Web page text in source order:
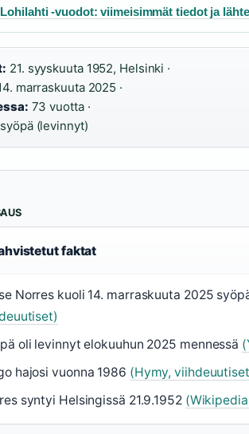
-vuodot: viimeisimmät tiedot ja
21. syyskuuta 1952, Helsinki ·
marraskuuta 2025 ·
73 vuotta ·
syöpä (levinnyt)
faktat
Norres kuoli 14. marraskuuta 2025
oli levinnyt elokuuhun 2025 mennessä
hajosi vuonna 1986 (Hymy,
syntyi Helsingissä 21.9.1952